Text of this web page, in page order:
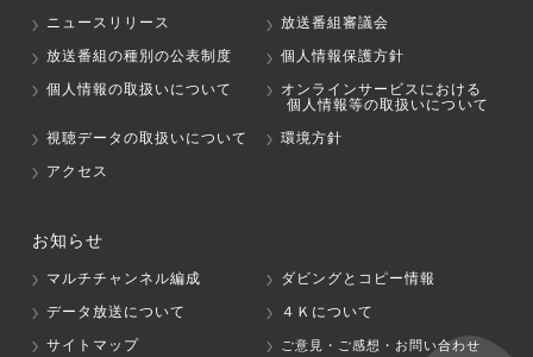
ニュースリリース
放送番組審議会
放送番組の種別の公表制度
個人情報保護方針
個人情報の取扱いについて
オンラインサービスにおける
個人情報等の取扱いについて
視聴データの取扱いについて
環境方針
アクセス
お知らせ
マルチチャンネル編成
ダビングとコピー情報
データ放送について
４Ｋについて
サイトマップ
ご意見・ご感想・お問い合わせ